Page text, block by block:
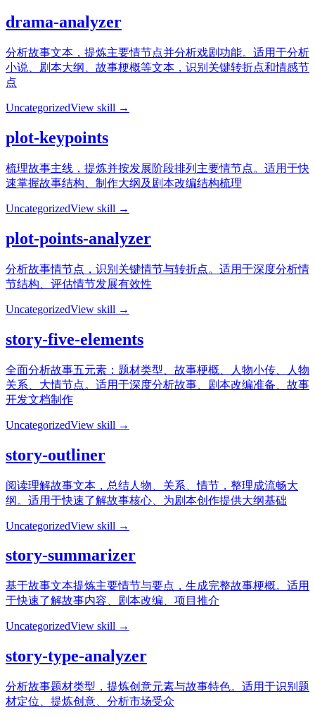
drama-analyzer
分析故事文本，提炼主要情节点并分析戏剧功能。适用于分析
小说、剧本大纲、故事梗概等文本，识别关键转折点和情感节
点
UncategorizedView skill →
plot-keypoints
梳理故事主线，提炼并按发展阶段排列主要情节点。适用于快
速掌握故事结构、制作大纲及剧本改编结构梳理
UncategorizedView skill →
plot-points-analyzer
分析故事情节点，识别关键情节与转折点。适用于深度分析情
节结构、评估情节发展有效性
UncategorizedView skill →
story-five-elements
全面分析故事五元素：题材类型、故事梗概、人物小传、人物
关系、大情节点。适用于深度分析故事、剧本改编准备、故事
开发文档制作
UncategorizedView skill →
story-outliner
阅读理解故事文本，总结人物、关系、情节，整理成流畅大
纲。适用于快速了解故事核心、为剧本创作提供大纲基础
UncategorizedView skill →
story-summarizer
基于故事文本提炼主要情节与要点，生成完整故事梗概。适用
于快速了解故事内容、剧本改编、项目推介
UncategorizedView skill →
story-type-analyzer
分析故事题材类型，提炼创意元素与故事特色。适用于识别题
材定位、提炼创意、分析市场受众